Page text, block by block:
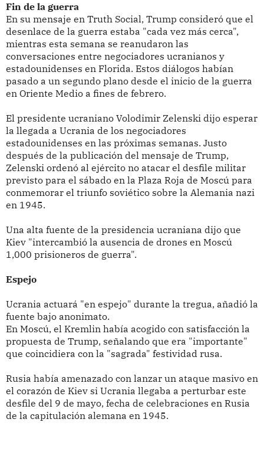
Fin de la guerra
En su mensaje en Truth Social, Trump consideró que el
desenlace de la guerra estaba "cada vez más cerca",
mientras esta semana se reanudaron las
conversaciones entre negociadores ucranianos y
estadounidenses en Florida. Estos diálogos habían
pasado a un segundo plano desde el inicio de la guerra
en Oriente Medio a fines de febrero.
El presidente ucraniano Volodimir Zelenski dijo esperar
la llegada a Ucrania de los negociadores
estadounidenses en las próximas semanas. Justo
después de la publicación del mensaje de Trump,
Zelenski ordenó al ejército no atacar el desfile militar
previsto para el sábado en la Plaza Roja de Moscú para
conmemorar el triunfo soviético sobre la Alemania nazi
en 1945.
Una alta fuente de la presidencia ucraniana dijo que
Kiev "intercambió la ausencia de drones en Moscú
1,000 prisioneros de guerra".
Espejo
Ucrania actuará "en espejo" durante la tregua, añadió la
fuente bajo anonimato.
En Moscú, el Kremlin había acogido con satisfacción la
propuesta de Trump, señalando que era "importante"
que coincidiera con la "sagrada" festividad rusa.
Rusia había amenazado con lanzar un ataque masivo en
el corazón de Kiev si Ucrania llegaba a perturbar este
desfile del 9 de mayo, fecha de celebraciones en Rusia
de la capitulación alemana en 1945.